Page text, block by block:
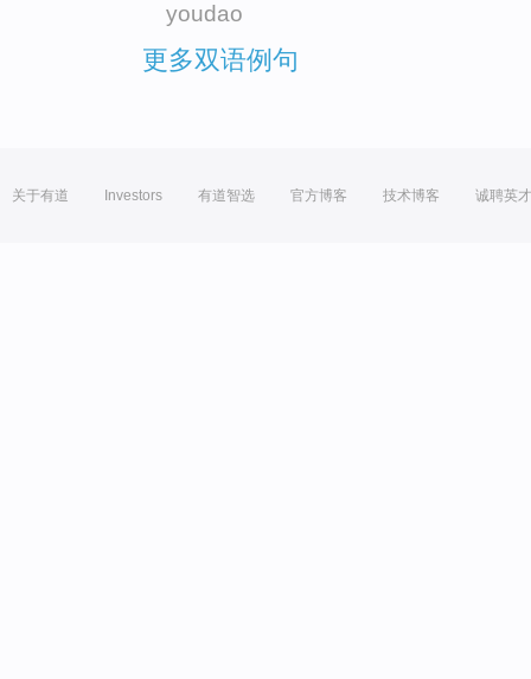
youdao
更多双语例句
关于有道 Investors 有道智选 官方博客 技术博客 诚聘英才